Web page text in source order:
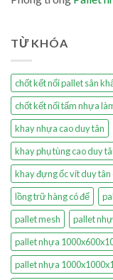
TỪ KHÓA
chốt kết nối pallet sân
chốt kết nối tấm nhựa
khay nhựa cao duy tân
khay phụ tùng cao duy
khay đựng ốc vít duy tân
lồng trữ hàng có đế
pallet mesh
pallet
pallet nhựa
pallet nhựa